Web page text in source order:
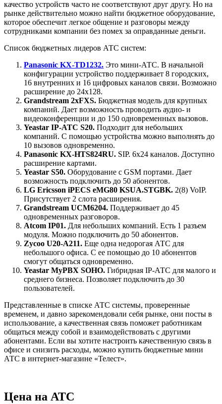
качество устройств часто не соответствуют друг другу. Но на
рынке действительно можно найти бюджетное оборудование,
которое обеспечит легкое общение и разговоры между
сотрудниками компании без помех за оправданные деньги.
Список бюджетных лидеров АТС систем:
Panasonic KX-TD1232. Это мини-АТС. В начальной
конфигурации устройство поддерживает 8 городских,
16 внутренних и 16 цифровых каналов связи. Возможно
расширение до 24х128.
Grandstream 2хFXS. Бюджетная модель для крупных
компаний. Дает возможность проводить аудио- и
видеоконференции и до 150 одновременных вызовов.
Yeastar IP-ATC S20. Подходит для небольших
компаний. С помощью устройства можно выполнять до
10 вызовов одновременно.
Panasonic KX-HTS824RU. SIP. 6х24 каналов. Доступно
расширение картами.
Yeastar S50. Оборудование с GSM портами. Дает
возможность подключить до 50 абонентов.
LG Ericsson iPECS eMG80 KSUA.STGBK. 2(8) VoIP.
Присутствует 2 слота расширения.
Grandstream UCM6204. Поддерживает до 45
одновременных разговоров.
Atcom IP01. Для небольших компаний. Есть 1 разъем
модуля. Можно подключить до 50 абонентов.
Zycoo U20-A211. Еще одна недорогая АТС для
небольшого офиса. С ее помощью до 10 абонентов
смогут общаться одновременно.
Yeastar MyPBX SOHO. Гибридная IP-АТС для малого и
среднего бизнеса. Позволяет подключить до 30
пользователей.
Представленные в списке АТС системы, проверенные
временем, и давно зарекомендовали себя рынке, они посты в
использование, а качественная связь поможет работникам
общаться между собой и взаимодействовать с другими
абонентами. Если вы хотите настроить качественную связь в
офисе и снизить расходы, можно купить бюджетные мини
АТС в интернет-магазине «Телест».
Цена на АТС